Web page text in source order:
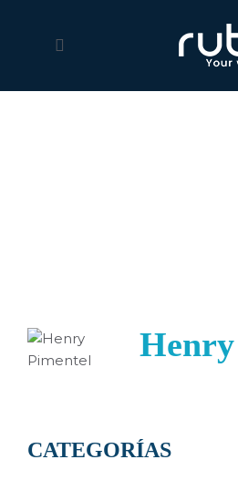
CATEGORÍAS